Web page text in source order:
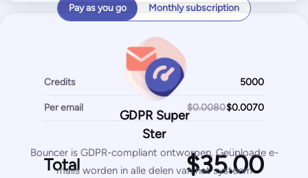
Pay as you go Monthly subscription
Credits
Per email $0.0080
Total
DMARK test
Most Popular
Pro
$250/month
test emails
50IPs / domains monitored
GDPR Super
Ster
Bouncer is GDPR-compliant ontworpen. Geüploade e-
mails worden in alle delen van het systeem